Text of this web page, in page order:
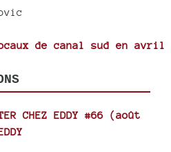
de canal sud en avril
CHEZ EDDY #66 (août